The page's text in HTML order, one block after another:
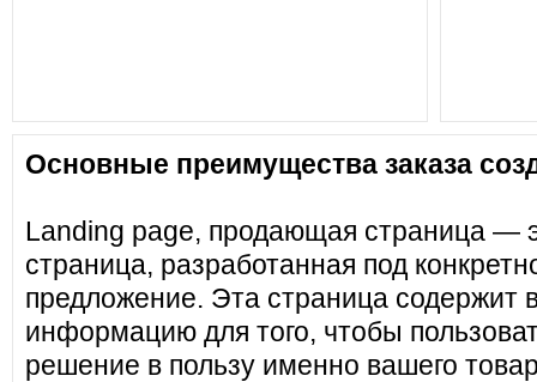
Основные преимущества заказа
Landing page, продающая страница —
страница, разработанная под
предложение. Эта страница содержит
информацию для того, чтобы
решение в пользу именно вашего